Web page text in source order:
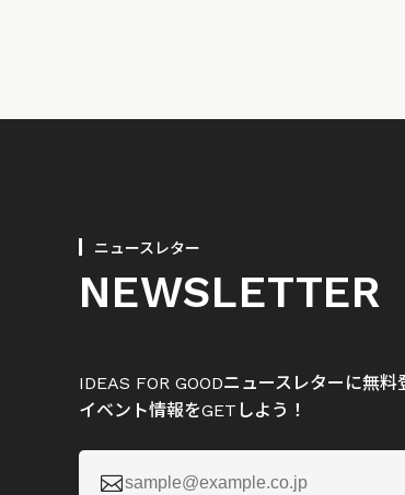
ニュースレター
NEWSLETTER
IDEAS FOR GOODニュースレターに無
イベント情報をGETしよう！
